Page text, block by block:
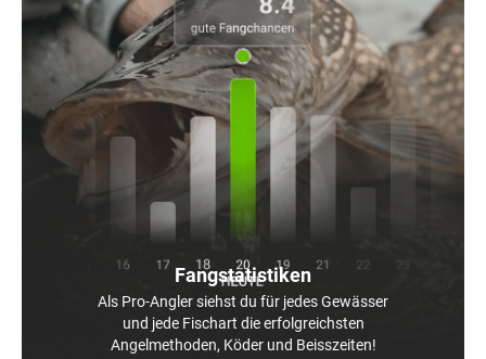
Fangstatistiken
Als Pro-Angler siehst du für jedes Gewässer
und jede Fischart die erfolgreichsten
Angelmethoden, Köder und Beisszeiten!